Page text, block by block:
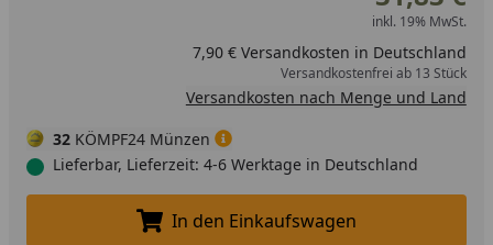
inkl. 19% MwSt.
7,90 € Versandkosten in Deutschland
Versandkostenfrei ab 13 Stück
Versandkosten nach Menge und Land
32 KÖMPF24 Münzen
Lieferbar, Lieferzeit: 4-6 Werktage in Deutschland
In den Einkaufswagen legen
In den Einkaufswagen